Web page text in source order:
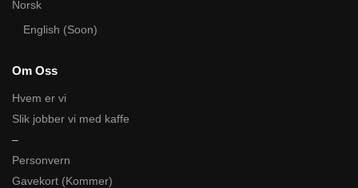
Norsk
English (Soon)
Om Oss
Hvem er vi
Slik jobber vi med kaffe
–
Personvern
Gavekort (Kommer)